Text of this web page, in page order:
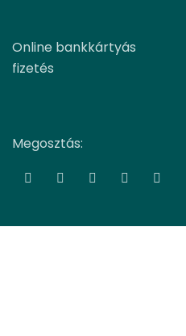
Online bankkártyás
fizetés
Megosztás: